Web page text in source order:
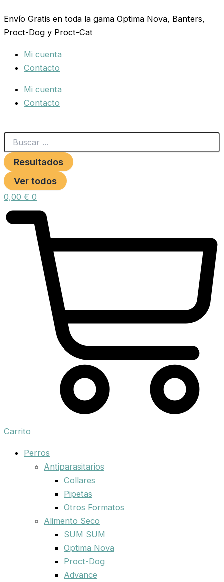
al
contenido
Envío Gratis en toda la gama Optima Nova, Banters,
Proct-Dog y Proct-Cat
Mi cuenta
Contacto
Mi cuenta
Contacto
...
Resultados
Ver todos
0,00 € 0
Carrito
Perros
Antiparasitarios
Collares
Pipetas
Otros Formatos
Alimento Seco
SUM SUM
Optima Nova
Proct-Dog
Advance
BEBEDERO
MIXTO
cantidad